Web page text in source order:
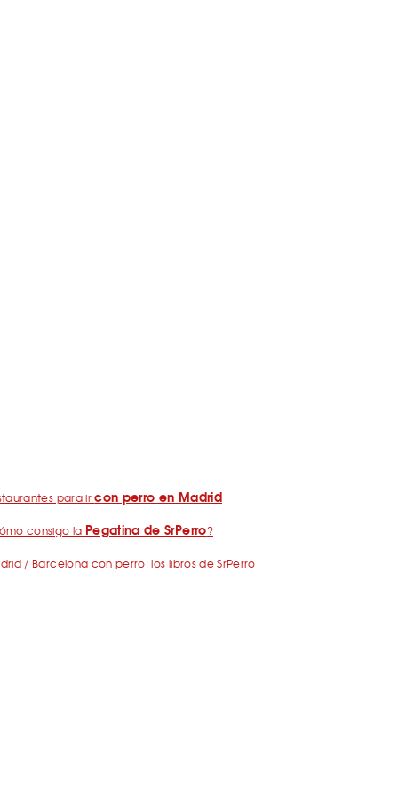
para ircon perro en Madrid
consigo la Pegatina de SrPerro?
/ Barcelona con perro: los libros de SrPerro